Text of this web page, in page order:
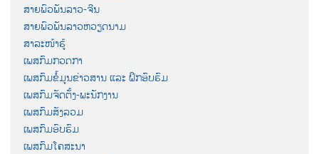
ສາຍພົວພັນລາວ-ຈີນ
ສາຍພົວພັນລາວຫວຽດນາມ
ສາລະໜ້າຮູ້
ເພສກົມກວດກາ
ເພສກົມຂໍ້ມູນຂ່າວສານ ແລະ ຝຶກອົບຮົມ
ເພສກົມຈັດຕັ້ງ-ພະນັກງານ
ເພສກົມສັງລວມ
ເພສກົມອົບຮົມ
ເພສກົມໂຄສະນາ